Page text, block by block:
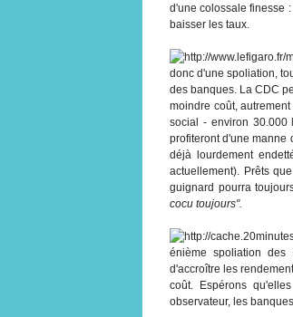
d'une colossale finesse
baisser les taux.
donc d'une spoliation,
des banques. La CDC
moindre coût,
social - environ 30.000
profiteront d'une manne
déjà lourdement
actuellement). Prêts
guignard pourra
cocu toujours".
énième spoliation
d'accroître les
coût. Espérons
observateur, les